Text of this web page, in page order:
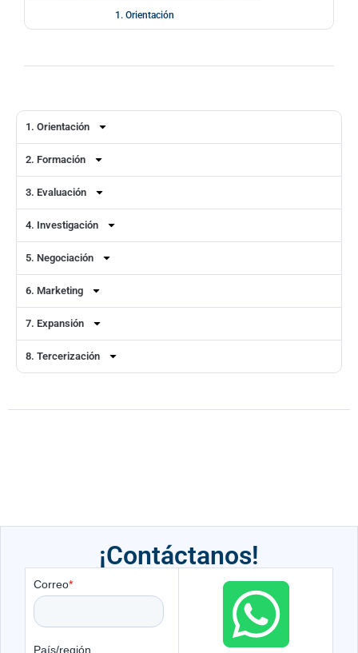
1. Orientación
2. Formación
3. Evaluación
4. Investigación
5. Negociación
6. Marketing
7. Expansión
8. Tercerización
1. Orientación
¡Contáctanos!